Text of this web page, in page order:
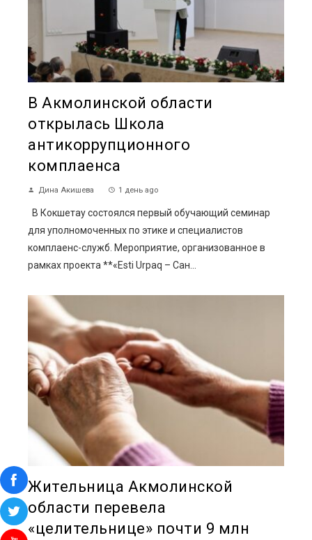
В Акмолинской области
открылась Школа
антикоррупционного
комплаенса
Дина Акишева 1 день ago
В Кокшетау состоялся первый обучающий семинар
для уполномоченных по этике и специалистов
комплаенс-служб. Мероприятие, организованное в
рамках проекта **«Esti Urpaq – Сан...
Жительница Акмолинской
области перевела
«целительнице» почти 9 млн